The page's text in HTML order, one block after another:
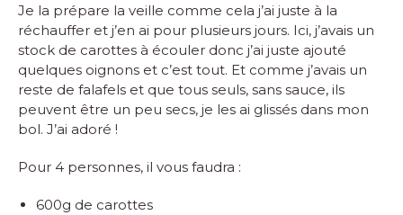
Je la prépare la veille comme cela j’ai juste à la
réchauffer et j’en ai pour plusieurs jours. Ici, j’avais un
stock de carottes à écouler donc j’ai juste ajouté
quelques oignons et c’est tout. Et comme j’avais un
reste de falafels et que tous seuls, sans sauce, ils
peuvent être un peu secs, je les ai glissés dans mon
bol. J’ai adoré !
Pour 4 personnes, il vous faudra :
600g de carottes